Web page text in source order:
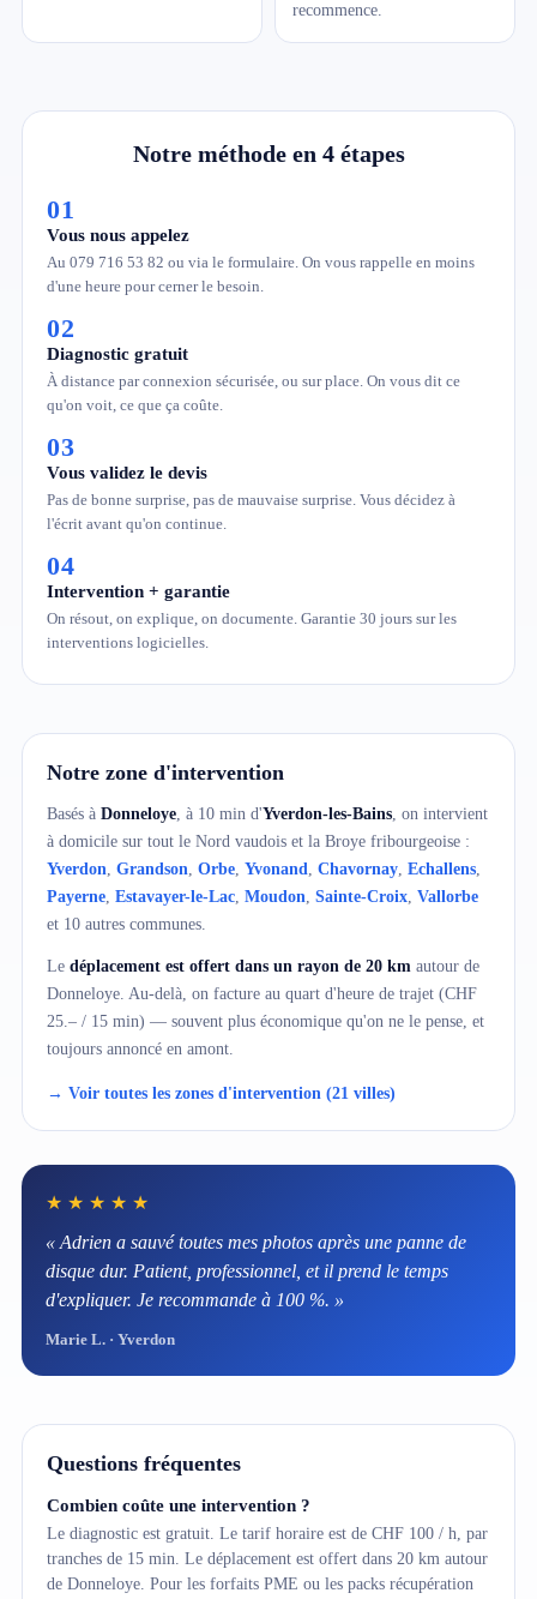
recommence.
Notre méthode en 4 étapes
01
Vous nous appelez
Au 079 716 53 82 ou via le formulaire. On vous rappelle en moins
d'une heure pour cerner le besoin.
02
Diagnostic gratuit
À distance par connexion sécurisée, ou sur place. On vous dit ce
qu'on voit, ce que ça coûte.
03
Vous validez le devis
Pas de bonne surprise, pas de mauvaise surprise. Vous décidez à
l'écrit avant qu'on continue.
04
Intervention + garantie
On résout, on explique, on documente. Garantie 30 jours sur les
interventions logicielles.
Notre zone d'intervention
Basés à Donneloye, à 10 min d'Yverdon-les-Bains, on intervient
à domicile sur tout le Nord vaudois et la Broye fribourgeoise :
Yverdon, Grandson, Orbe, Yvonand, Chavornay, Echallens,
Payerne, Estavayer-le-Lac, Moudon, Sainte-Croix, Vallorbe
et 10 autres communes.
Le déplacement est offert dans un rayon de 20 km autour de
Donneloye. Au-delà, on facture au quart d'heure de trajet (CHF
25.– / 15 min) — souvent plus économique qu'on ne le pense, et
toujours annoncé en amont.
→ Voir toutes les zones d'intervention (21 villes)
★★★★★
« Adrien a sauvé toutes mes photos après une panne de
disque dur. Patient, professionnel, et il prend le temps
d'expliquer. Je recommande à 100 %. »
Marie L. · Yverdon
Questions fréquentes
Combien coûte une intervention ?
Le diagnostic est gratuit. Le tarif horaire est de CHF 100 / h, par
tranches de 15 min. Le déplacement est offert dans 20 km autour
de Donneloye. Pour les forfaits PME ou les packs récupération